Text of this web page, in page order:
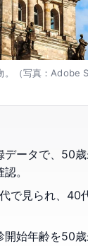
。（写真：Adobe
データで、50
。
で見られ、40
開始年齢を50